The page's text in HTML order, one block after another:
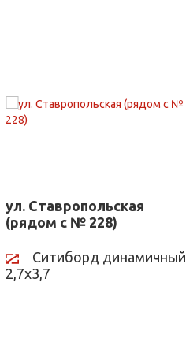
ул. Ставропольская
(рядом с № 228)
Ситиборд динамичный
2,7х3,7